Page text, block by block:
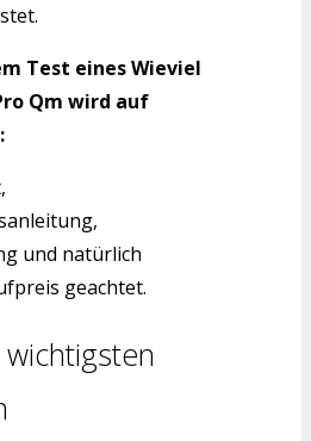
Test eines Wieviel
Qm wird auf
und natürlich
geachtet.